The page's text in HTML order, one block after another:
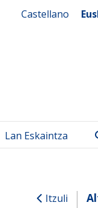
Castellano
Lan Eskaintza
Itzuli